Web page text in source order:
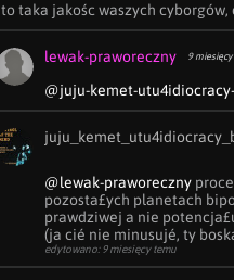
to taka jakośc waszych
lewak-praworeczny 9
@juju-kemet-
@lewak-praworeczny
pozosta£ych planetach
prawdziwej a nie
(ja cié nie minusujé, ty
edytowano: 9 miesięcy temu